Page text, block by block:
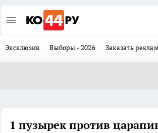
Эксклюзив Выборы - 2026 Заказать
1 пузырек против